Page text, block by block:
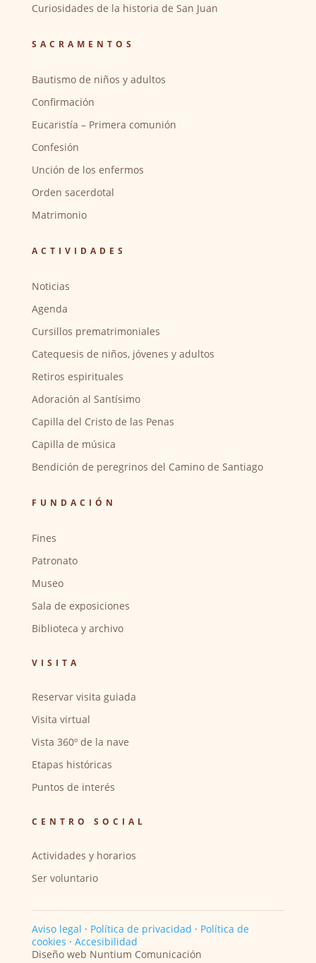
Curiosidades de la historia de San Juan
SACRAMENTOS
Bautismo de niños y adultos
Confirmación
Eucaristía – Primera comunión
Confesión
Unción de los enfermos
Orden sacerdotal
Matrimonio
ACTIVIDADES
Noticias
Agenda
Cursillos prematrimoniales
Catequesis de niños, jóvenes y adultos
Retiros espirituales
Adoración al Santísimo
Capilla del Cristo de las Penas
Capilla de música
Bendición de peregrinos del Camino de Santiago
FUNDACIÓN
Fines
Patronato
Museo
Sala de exposiciones
Biblioteca y archivo
VISITA
Reservar visita guiada
Visita virtual
Vista 360º de la nave
Etapas históricas
Puntos de interés
CENTRO SOCIAL
Actividades y horarios
Ser voluntario
Aviso legal · Política de privacidad · Política de
cookies · Accesibilidad
Diseño web Nuntium Comunicación